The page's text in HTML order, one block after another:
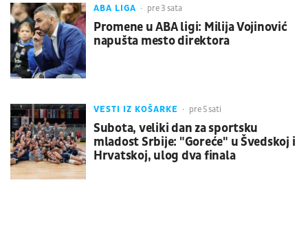
ABA LIGA pre 3 sata
Promene u ABA ligi: Milija Vojinović
napušta mesto direktora
VESTI IZ KOŠARKE pre 5 sati
Subota, veliki dan za sportsku
mladost Srbije: "Goreće" u Švedskoj i
Hrvatskoj, ulog dva finala